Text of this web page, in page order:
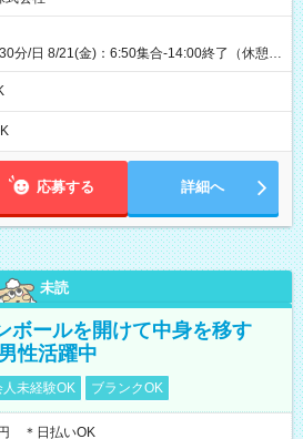
分/日 8/21(金)：6:50集合-14:00終了（休憩
応募する 詳細へ
未読
ボールを開けて中身を移す
性活躍中
人未経験OK ブランクOK
＊日払いOK